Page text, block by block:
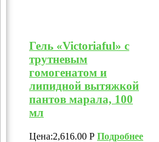
Гель «Victoriaful» с
трутневым
гомогенатом и
липидной вытяжкой
пантов марала, 100
мл
Цена:2,616.00 Р Подробнее